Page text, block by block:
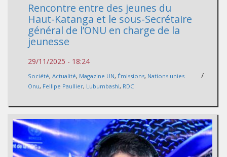
Rencontre entre des jeunes du
Haut-Katanga et le sous-Secrétaire
général de l’ONU en charge de la
jeunesse
29/11/2025 - 18:24
Société, Actualité, Magazine UN, Émissions, Nations unies /
Onu, Fellipe Paullier, Lubumbashi, RDC